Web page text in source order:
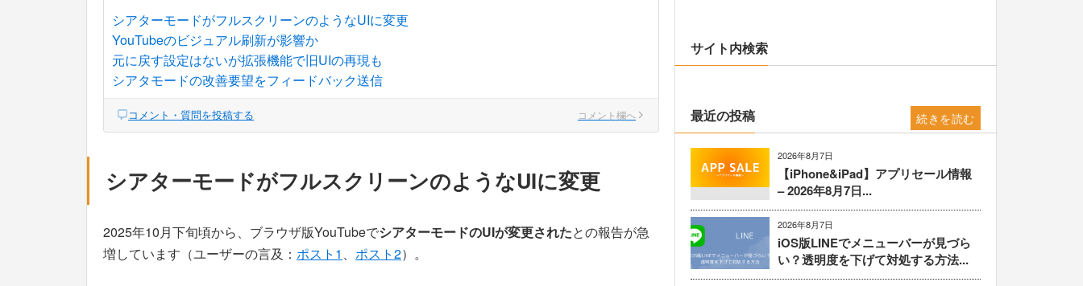
シアターモードがフルスクリーンのようなUIに変更
YouTubeのビジュアル刷新が影響か
元に戻す設定はないが拡張機能で旧UIの再現も
シアタモードの改善要望をフィードバック送信
コメント・質問を投稿する コメント欄へ
シアターモードがフルスクリーンのようなUIに変更
2025年10月下旬頃から、ブラウザ版YouTubeでシアターモードのUIが変更されたとの報告が急
増しています（ユーザーの言及： ポスト1 、 ポスト2）。
サイト内検索
最近の投稿
2026年8月7日
【iPhone&iPad】アプリセール情報
– 2026年8月7日...
2026年8月7日
iOS版LINEでメニューバーが見づら
い？透明度を下げて対処する方法...
続きを読む